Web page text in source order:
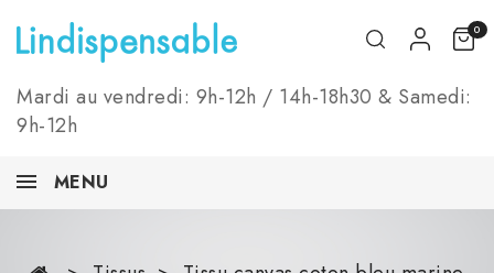
Mardi au vendredi: 9h-12h / 14h-18h30 & Samedi:
9h-12h
0
MENU